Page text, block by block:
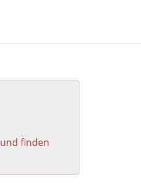
und finden